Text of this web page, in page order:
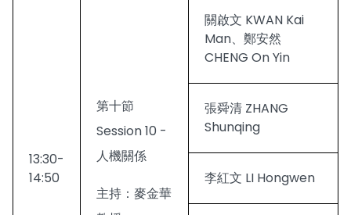
13:30-
14:50
第十節
Session 10 -
人機關係
主持：麥金華
關啟文 KWAN Kai
Man、鄭安然
CHENG On Yin
張舜清 ZHANG
Shunqing
李紅文 LI Hongwen